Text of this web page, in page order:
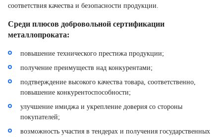
соответствия качества и безопасности продукции.
Среди плюсов добровольной сертификации
металлопроката:
повышение технического престижа продукции;
получение преимуществ над конкурентами;
подтверждение высокого качества товара, соответственно,
повышение конкурентоспособности;
улучшение имиджа и укрепление доверия со стороны
покупателей;
возможность участия в тендерах и получения государственных